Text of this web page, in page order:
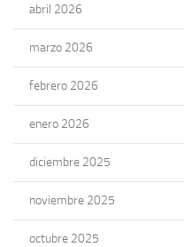
abril 2026
marzo 2026
febrero 2026
enero 2026
diciembre 2025
noviembre 2025
octubre 2025